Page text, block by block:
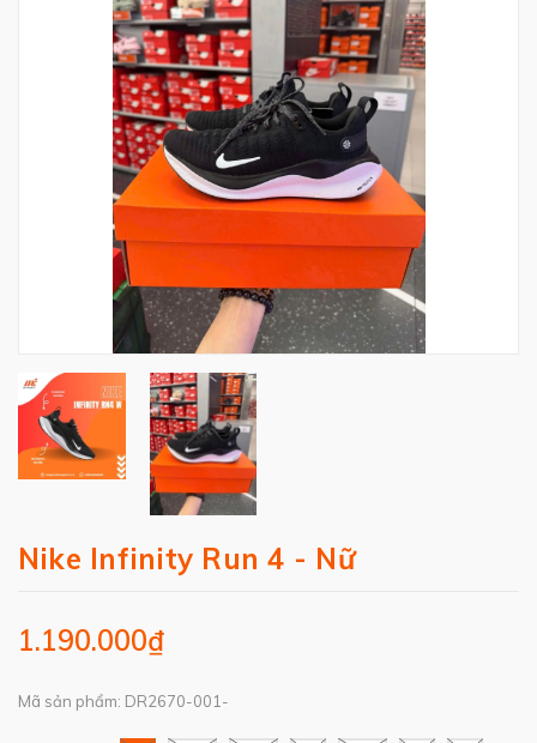
Nike Infinity Run 4 - Nữ
1.190.000₫
Mã sản phẩm: DR2670-001-